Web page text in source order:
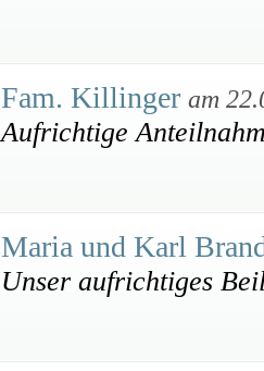
Fam. Killinger am
Aufrichtige
Maria und Karl
Unser aufrichtiges